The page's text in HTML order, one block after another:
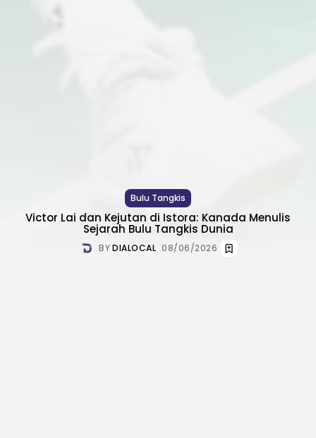
Bulu Tangkis
Victor Lai dan Kejutan di Istora: Kanada Menulis
Sejarah Bulu Tangkis Dunia
BYDIALOCAL 08/06/2026